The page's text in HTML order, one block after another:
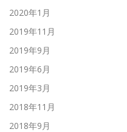
2020年1月
2019年11月
2019年9月
2019年6月
2019年3月
2018年11月
2018年9月